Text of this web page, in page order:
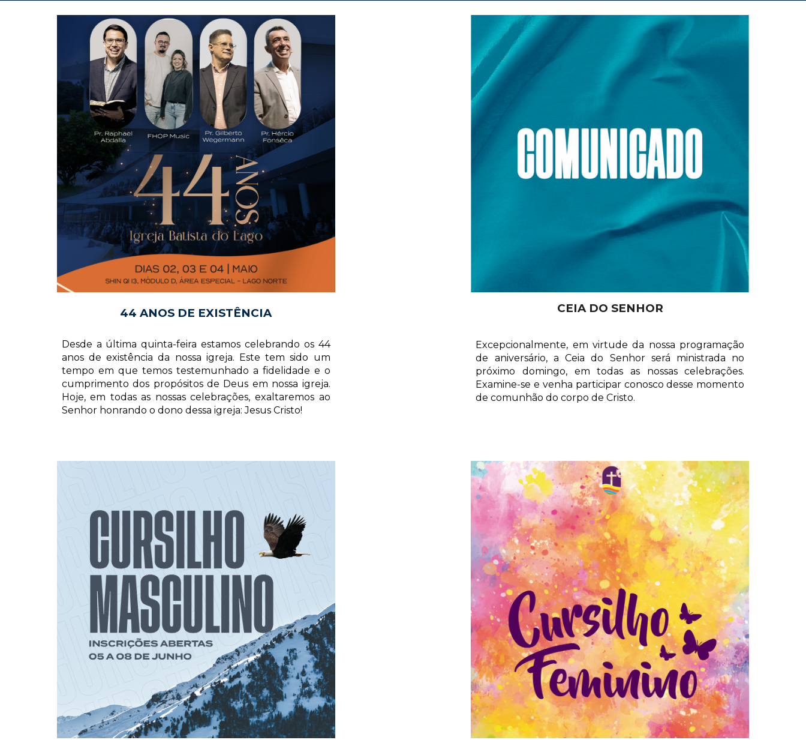
44 ANOS DE EXISTÊNCIA
Desde a última quinta-feira estamos celebrando os 44
anos de existência da nossa igreja. Este tem sido um
tempo em que temos testemunhado a fidelidade e o
cumprimento dos propósitos de Deus em nossa igreja.
Hoje, em todas as nossas celebrações, exaltaremos ao
Senhor honrando o dono dessa igreja: Jesus Cristo!
CEIA DO SENHOR
Excepcionalmente, em virtude da nossa programação
de aniversário, a Ceia do Senhor será ministrada no
próximo domingo, em todas as nossas celebrações.
Examine-se e venha participar conosco desse momento
de comunhão do corpo de Cristo.